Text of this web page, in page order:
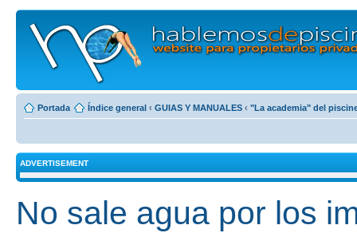
Portada Índice general ‹ GUIAS Y MANUALES ‹ "La academia" del
ADVERTISEMENT
No sale agua por los